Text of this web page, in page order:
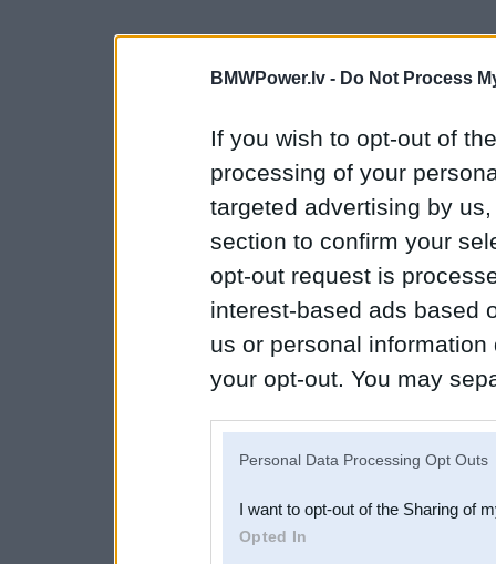
BMWPower.lv - Do Not Process
If you wish to opt-out of
processing of your
targeted advertising by
section to confirm your
opt-out request is
interest-based ads based
us or personal
your opt-out. You may
Downstream Participants
third parties.
Personal Data Processing Opt Outs
I want to opt-out of the Sharing of
Opted In